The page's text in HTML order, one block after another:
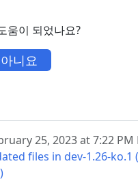
움이 되었나요?
아니요
25, 2023 at 7:22 PM
files in dev-1.26-ko.1